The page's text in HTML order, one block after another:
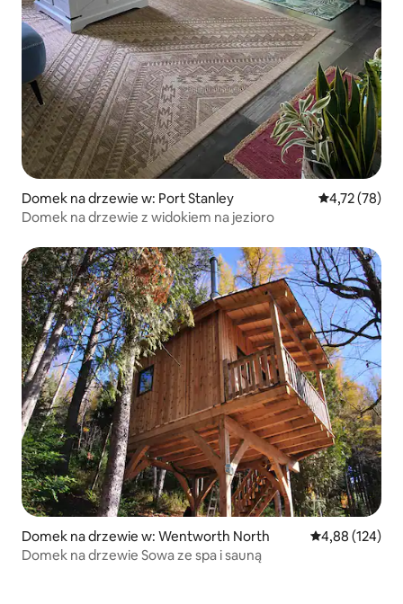
Domek na drzewie w: Port Stanley Średnia
4,72 (78)
Domek na drzewie z widokiem na jezioro
Domek na drzewie w: Wentworth North Średnia
4,88 (124)
Domek na drzewie Sowa ze spa i sauną